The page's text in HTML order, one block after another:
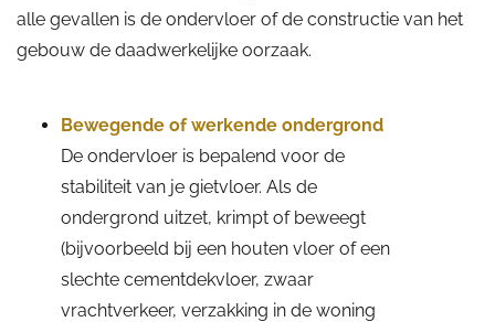
alle gevallen is de ondervloer of de constructie van het
gebouw de daadwerkelijke oorzaak.
Bewegende of werkende ondergrond
De ondervloer is bepalend voor de
stabiliteit van je gietvloer. Als de
ondergrond uitzet, krimpt of beweegt
(bijvoorbeeld bij een houten vloer of een
slechte cementdekvloer, zwaar
vrachtverkeer, verzakking in de woning